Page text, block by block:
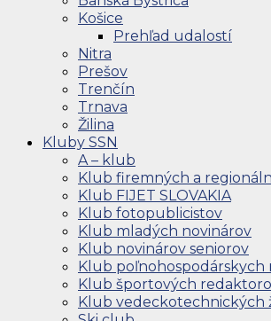
Košice
Prehľad udalostí
Nitra
Prešov
Trenčín
Trnava
Žilina
Kluby SSN
A – klub
Klub firemných a
Klub FIJET SLOVAKIA
Klub fotopublicistov
Klub mladých novinárov
Klub novinárov seniorov
Klub poľnohospodárskych
Klub športových
Klub vedeckotechnických